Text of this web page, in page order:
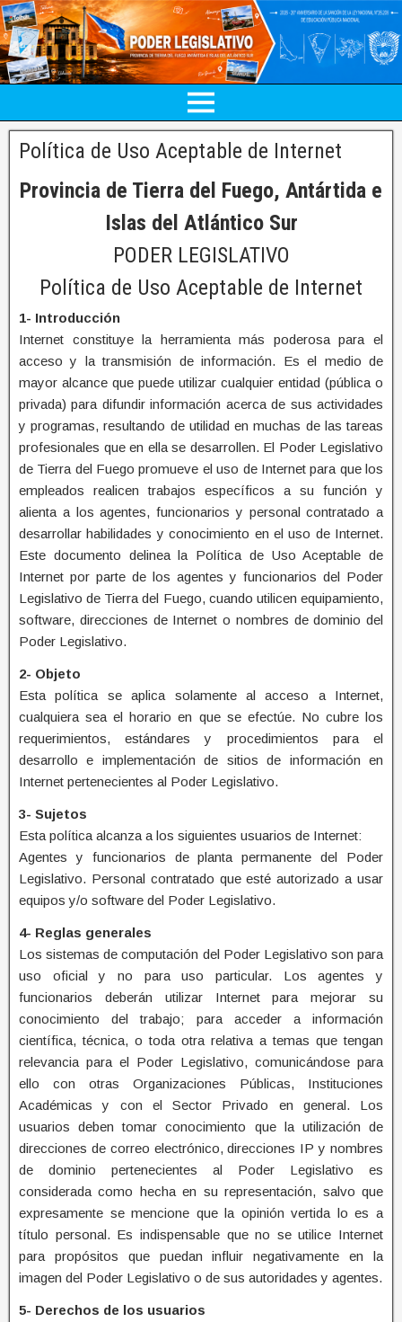
Política de Uso Aceptable de Internet
Provincia de Tierra del Fuego, Antártida e
Islas del Atlántico Sur
PODER LEGISLATIVO
Política de Uso Aceptable de Internet
1- Introducción
Internet constituye la herramienta más poderosa para el
acceso y la transmisión de información. Es el medio de
mayor alcance que puede utilizar cualquier entidad (pública o
privada) para difundir información acerca de sus actividades
y programas, resultando de utilidad en muchas de las tareas
profesionales que en ella se desarrollen. El Poder Legislativo
de Tierra del Fuego promueve el uso de Internet para que los
empleados realicen trabajos específicos a su función y
alienta a los agentes, funcionarios y personal contratado a
desarrollar habilidades y conocimiento en el uso de Internet.
Este documento delinea la Política de Uso Aceptable de
Internet por parte de los agentes y funcionarios del Poder
Legislativo de Tierra del Fuego, cuando utilicen equipamiento,
software, direcciones de Internet o nombres de dominio del
Poder Legislativo.
2- Objeto
Esta política se aplica solamente al acceso a Internet,
cualquiera sea el horario en que se efectúe. No cubre los
requerimientos, estándares y procedimientos para el
desarrollo e implementación de sitios de información en
Internet pertenecientes al Poder Legislativo.
3- Sujetos
Esta política alcanza a los siguientes usuarios de Internet:
Agentes y funcionarios de planta permanente del Poder
Legislativo. Personal contratado que esté autorizado a usar
equipos y/o software del Poder Legislativo.
4- Reglas generales
Los sistemas de computación del Poder Legislativo son para
uso oficial y no para uso particular. Los agentes y
funcionarios deberán utilizar Internet para mejorar su
conocimiento del trabajo; para acceder a información
científica, técnica, o toda otra relativa a temas que tengan
relevancia para el Poder Legislativo, comunicándose para
ello con otras Organizaciones Públicas, Instituciones
Académicas y con el Sector Privado en general. Los
usuarios deben tomar conocimiento que la utilización de
direcciones de correo electrónico, direcciones IP y nombres
de dominio pertenecientes al Poder Legislativo es
considerada como hecha en su representación, salvo que
expresamente se mencione que la opinión vertida lo es a
título personal. Es indispensable que no se utilice Internet
para propósitos que puedan influir negativamente en la
imagen del Poder Legislativo o de sus autoridades y agentes.
5- Derechos de los usuarios